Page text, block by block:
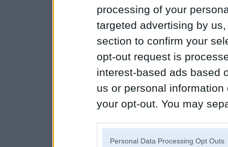
processing of your
targeted advertising by
section to confirm your
opt-out request is
interest-based ads based
us or personal
your opt-out. You may
Personal Data Processing Opt Outs